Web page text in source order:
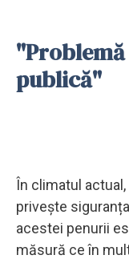
publică"
În climatul
privește
acestei penurii
măsură ce în